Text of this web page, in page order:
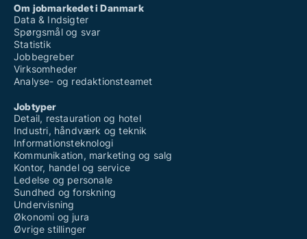
Om jobmarkedet i Danmark
Data & Indsigter
Spørgsmål og svar
Statistik
Jobbegreber
Virksomheder
Analyse- og redaktionsteamet
Jobtyper
Detail, restauration og hotel
Industri, håndværk og teknik
Informationsteknologi
Kommunikation, marketing og salg
Kontor, handel og service
Ledelse og personale
Sundhed og forskning
Undervisning
Økonomi og jura
Øvrige stillinger